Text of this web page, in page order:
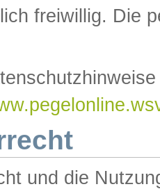
freiwillig. Die
und die